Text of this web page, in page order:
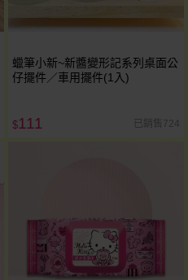
蠟筆小新~新醬變形記系列桌面公
仔擺件／車用擺件(1入)
$111 已銷售724